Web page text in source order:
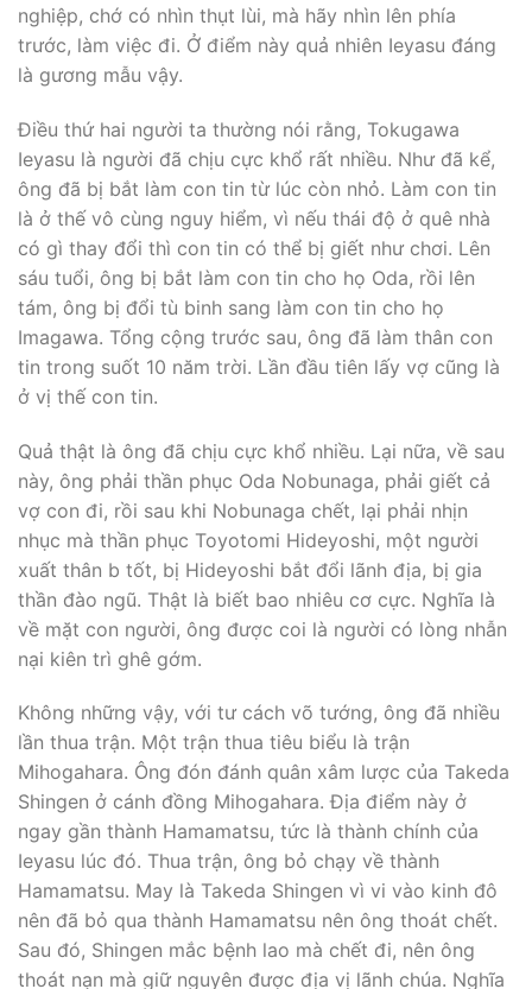
nghiệp, chớ có nhìn thụt lùi, mà hãy nhìn lên phía
trước, làm việc đi. Ở điểm này quả nhiên Ieyasu đáng
là gương mẫu vậy.
Ðiều thứ hai người ta thường nói rằng, Tokugawa
Ieyasu là người đã chịu cực khổ rất nhiều. Như đã kể,
ông đã bị bắt làm con tin từ lúc còn nhỏ. Làm con tin
là ở thế vô cùng nguy hiểm, vì nếu thái độ ở quê nhà
có gì thay đổi thì con tin có thể bị giết như chơi. Lên
sáu tuổi, ông bị bắt làm con tin cho họ Oda, rồi lên
tám, ông bị đổi tù binh sang làm con tin cho họ
Imagawa. Tổng cộng trước sau, ông đã làm thân con
tin trong suốt 10 năm trời. Lần đầu tiên lấy vợ cũng là
ở vị thế con tin.
Quả thật là ông đã chịu cực khổ nhiều. Lại nữa, về sau
này, ông phải thần phục Oda Nobunaga, phải giết cả
vợ con đi, rồi sau khi Nobunaga chết, lại phải nhịn
nhục mà thần phục Toyotomi Hideyoshi, một người
xuất thân b tốt, bị Hideyoshi bắt đổi lãnh địa, bị gia
thần đào ngũ. Thật là biết bao nhiêu cơ cực. Nghĩa là
về mặt con người, ông được coi là người có lòng nhẫn
nại kiên trì ghê gớm.
Không những vậy, với tư cách võ tướng, ông đã nhiều
lần thua trận. Một trận thua tiêu biểu là trận
Mihogahara. Ông đón đánh quân xâm lược của Takeda
Shingen ở cánh đồng Mihogahara. Ðịa điểm này ở
ngay gần thành Hamamatsu, tức là thành chính của
Ieyasu lúc đó. Thua trận, ông bỏ chạy về thành
Hamamatsu. May là Takeda Shingen vì vi vào kinh đô
nên đã bỏ qua thành Hamamatsu nên ông thoát chết.
Sau đó, Shingen mắc bệnh lao mà chết đi, nên ông
thoát nạn mà giữ nguyên được địa vị lãnh chúa. Nghĩa